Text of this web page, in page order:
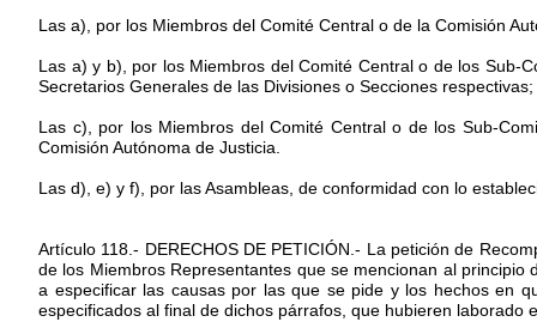
Las a), por los Miembros del Comité Central o de la Comisión
Las a) y b), por los Miembros del Comité Central o de los Sub-
Secretarios Generales de las Divisiones o Secciones
Las c), por los Miembros del Comité Central o de los Sub-
Comisión Autónoma de Justicia.
Las d), e) y f), por las Asambleas, de conformidad con lo
Artículo 118.- DERECHOS DE PETICIÓN.- La petición de
de los Miembros Representantes que se mencionan al
a especificar las causas por las que se pide y los hechos en
especificados al final de dichos párrafos, que hubieren